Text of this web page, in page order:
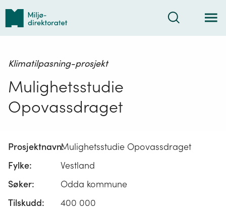
Tilbake
forsiden
Søk
Klimatilpasning-prosjekt
Mulighetsstudie
Opovassdraget
Prosjektnavn:Mulighetsstudie Opovassdraget
Fylke:
Vestland
Søker:
Odda kommune
Tilskudd:
400 000